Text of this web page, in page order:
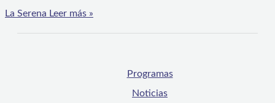
La Serena Leer más »
Programas
Noticias